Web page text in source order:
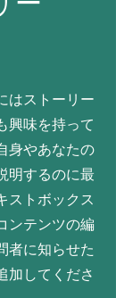
はストーリー
興味を持って
身やあなたの
明するのに最
ストボックス
ンテンツの編
者に知らせた
加してくださ